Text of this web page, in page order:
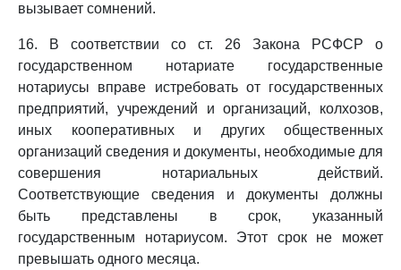
вызывает сомнений.
16. В соответствии со ст. 26 Закона РСФСР о
государственном нотариате государственные
нотариусы вправе истребовать от государственных
предприятий, учреждений и организаций, колхозов,
иных кооперативных и других общественных
организаций сведения и документы, необходимые для
совершения нотариальных действий.
Соответствующие сведения и документы должны
быть представлены в срок, указанный
государственным нотариусом. Этот срок не может
превышать одного месяца.